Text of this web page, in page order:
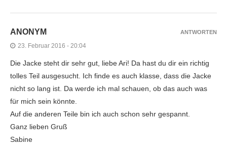
ANONYM
23. Februar 2016 - 20:04
Die Jacke steht dir sehr gut, liebe Ari! Da hast du dir ein richtig
tolles Teil ausgesucht. Ich finde es auch klasse, dass die Jacke
nicht so lang ist. Da werde ich mal schauen, ob das auch was
für mich sein könnte.
Auf die anderen Teile bin ich auch schon sehr gespannt.
Ganz lieben Gruß
Sabine
ANTWORTEN